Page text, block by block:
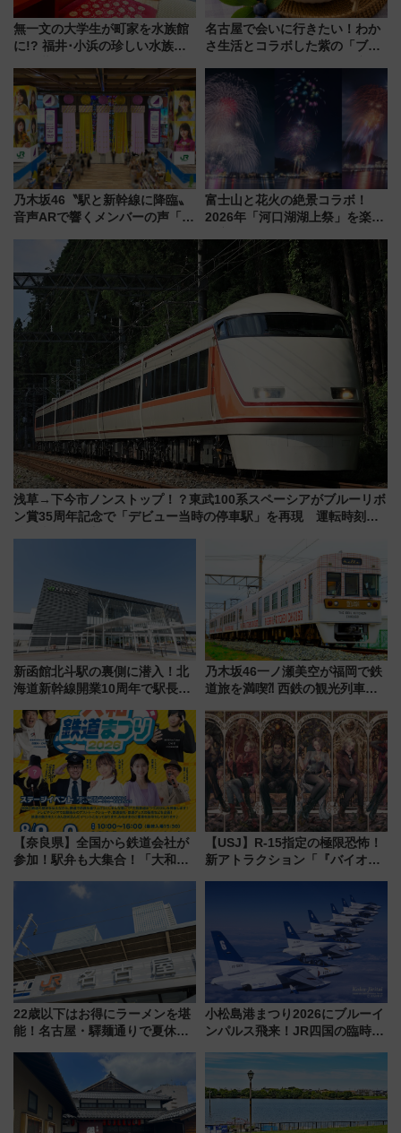
無一文の大学生が町家を水族館
に!? 福井･小浜の珍しい水族
作体験、鯖街道の御食国など 小
浜観光レポ 第2弾
名古屋で会いに行きたい！わか
さ生活とコラボした紫の「ブル
売
乃木坂46〝駅と新幹線に降臨〟
音声ARで響くメンバーの声「真
富士山と花火の絶景コラボ！
2026年「河口湖湖上祭」を楽し
ススメ
浅草→下今市ノンストップ！？東武100系スペーシアがブルーリボ
ン賞35周年記念で「デビュー当時の停車駅」を再現 運転時刻や
新函館北斗駅の裏側に潜入！北
海道新幹線開業10周年で駅長
ト 参加方法や体験内容を紹介
乃木坂46一ノ瀬美空が福岡で鉄
道旅を満喫⁈ 西鉄の観光列車
CHIKUGO」で巡る福岡･太宰
府･柳川の旅！YouTubeが公開
に
【奈良県】全国から鉄道会社が
参加！駅弁も大集合！「大和鉄
に開催決定
【USJ】R-15指定の極限恐怖！
新アトラクション「『バイオハ
22歳以下はお得にラーメンを堪
能！名古屋・驛麺通りで夏休み
よりスタート
小松島港まつり2026にブルーイ
ンパルス飛来！JR四国の臨時ダ